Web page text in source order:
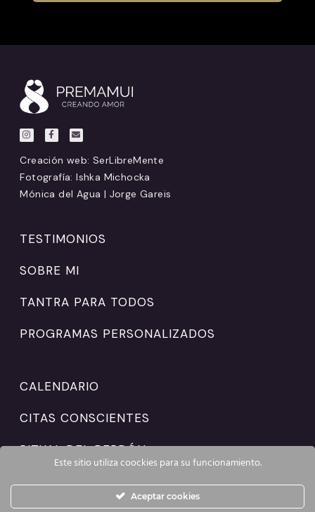
Creación web: SerLibreMente
Fotografía: Ishka Michocka
Mónica del Agua | Jorge Gareis
TESTIMONIOS
SOBRE MI
TANTRA PARA TODOS
PROGRAMAS PERSONALIZADOS
CALENDARIO
CITAS CONSCIENTES
RITUAL DEL PERDÓN
CONTACTO
Este sitio utiliza coockies para su funcionamiento.
Aceptar cookies